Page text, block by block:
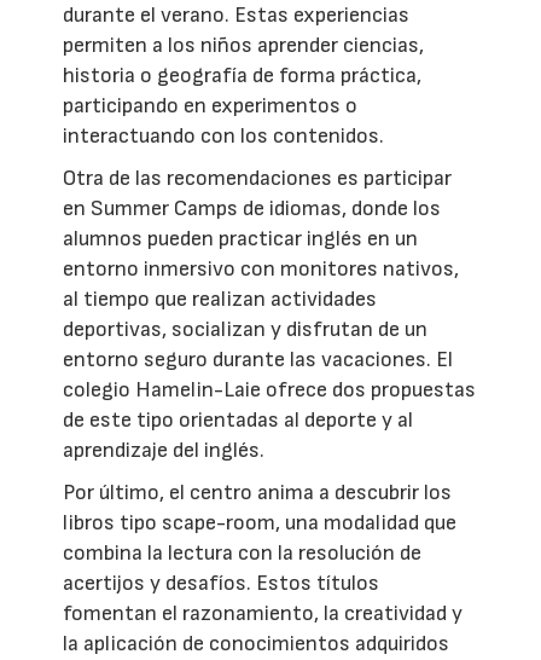
durante el verano. Estas experiencias
permiten a los niños aprender ciencias,
historia o geografía de forma práctica,
participando en experimentos o
interactuando con los contenidos.
Otra de las recomendaciones es participar
en Summer Camps de idiomas, donde los
alumnos pueden practicar inglés en un
entorno inmersivo con monitores nativos,
al tiempo que realizan actividades
deportivas, socializan y disfrutan de un
entorno seguro durante las vacaciones. El
colegio Hamelin-Laie ofrece dos propuestas
de este tipo orientadas al deporte y al
aprendizaje del inglés.
Por último, el centro anima a descubrir los
libros tipo scape-room, una modalidad que
combina la lectura con la resolución de
acertijos y desafíos. Estos títulos
fomentan el razonamiento, la creatividad y
la aplicación de conocimientos adquiridos